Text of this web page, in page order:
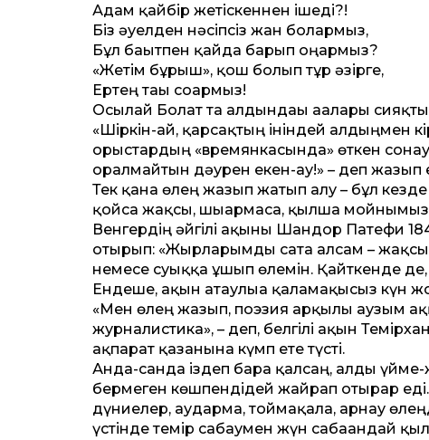
Адам қайбір жетіскеннен ішеді?!
Біз әуелден нәсіпсіз жан болармыз,
Бұл бағытпен қайда барып оңармыз?
«Жетім бұрыш», қош болып тұр әзірге,
Ертең тағы соғармыз!
Осылай Болат та алдындағы ағалары
«Шіркін-ай, қарсақтың ініндей алдың­мен
орыстардың «времянкасында» өткен
оралмайтын дәурен екен-ау!» – деп жазып
Тек қана өлең жазып жатып алу – бұл
қойса жақсы, шығармаса, қылша мойнымызға
Венгердің әйгілі ақыны Шандор Патефи
отырып: «Жырларымды сата алсам –
немесе суыққа ұшып өлемін. Қайткенде
Ендеше, ақын атаулыға қаламақысыз күн
«Мен өлең жазып, поэзия арқылы аузым
журналистика», – деп, белгілі ақын
ақпарат қазанына күмп ете түсті.
Анда-санда іздеп бара қалсаң, алды үйме-
бермеген көшпендідей жайрап отырар
дүниелер, аударма, тоймақала, арнау
үстінде темір сабаумен жүн сабағандай